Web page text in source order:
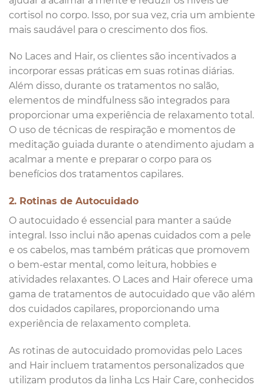
cortisol no corpo. Isso, por sua vez, cria um ambiente
mais saudável para o crescimento dos fios.
No Laces and Hair, os clientes são incentivados a
incorporar essas práticas em suas rotinas diárias.
Além disso, durante os tratamentos no salão,
elementos de mindfulness são integrados para
proporcionar uma experiência de relaxamento total.
O uso de técnicas de respiração e momentos de
meditação guiada durante o atendimento ajudam a
acalmar a mente e preparar o corpo para os
benefícios dos tratamentos capilares.
2. Rotinas de Autocuidado
O autocuidado é essencial para manter a saúde
integral. Isso inclui não apenas cuidados com a pele
e os cabelos, mas também práticas que promovem
o bem-estar mental, como leitura, hobbies e
atividades relaxantes. O Laces and Hair oferece uma
gama de tratamentos de autocuidado que vão além
dos cuidados capilares, proporcionando uma
experiência de relaxamento completa.
As rotinas de autocuidado promovidas pelo Laces
and Hair incluem tratamentos personalizados que
utilizam produtos da linha Lcs Hair Care, conhecidos